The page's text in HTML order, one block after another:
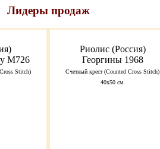
Лидеры продаж
M726
Stitch)
Риолис (Россия)
Георгины 1968
Счетный крест (Counted Cross Stitch)
40х50 см.